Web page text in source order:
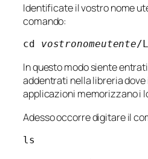
Identificate il vostro nome
comando:
cd vostronomeutente/
In questo modo siente
addentrati nella libreria dove
applicazioni memorizzano i
Adesso occorre digitare il
ls